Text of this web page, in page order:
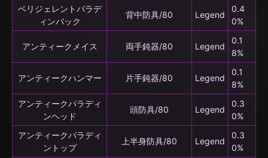
ベリジェレントパラデ
ィンバック
背中防具/80 Legend
0.4
0%
アンティークメイス 両手鈍器/80 Legend
0.1
8%
アンティークハンマー 片手鈍器/80 Legend
0.1
8%
アンティークパラディ
ンヘッド
頭防具/80 Legend
0.3
0%
アンティークパラディ
ントップ
上半身防具/80 Legend
0.3
0%